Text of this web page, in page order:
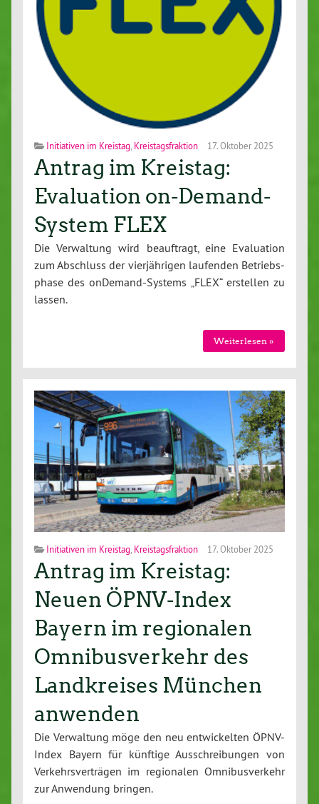
Initiativen im Kreistag Kreistagsfraktion 17. Oktober 2025
Antrag im Kreistag:
Evaluation on-Demand-
System FLEX
Die Ver­wal­tung wird be­auf­tragt, eine Eva­lua­ti­on
zum Abschluss der vier­jäh­ri­gen laufenden Be­triebs­
pha­se des on­De­mand-Sys­tems „FLEX“ erstellen zu
lassen.
Wei­ter­le­sen »
Initiativen im Kreistag, Kreistagsfraktion 17. Oktober 2025
Antrag im Kreistag:
Neuen ÖPNV-Index
Bayern im regionalen
Omnibusverkehr des
Landkreises München
anwenden
Die Ver­wal­tung möge den neu ent­wi­ckel­ten ÖPNV-
In­dex Bayern für künftige Aus­schrei­bun­gen von
Ver­kehrs­ver­trä­gen im re­gio­na­len Om­ni­bus­ver­kehr
zur Anwendung bringen.